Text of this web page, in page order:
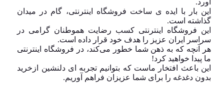
آورد.
این بار با ایده ی ساخت فروشگاه اینترنتی، گام در میدان
گذاشته است.
این فروشگاه اینترنتی کسب رضایت هموطنان گرامی در
سراسر ایران عزیز را هدف خود قرار داده است.
هر آنچه که به ذهن شما خطور می‌کند، در فروشگاه اینترنتی
ما پیدا خواهید کرد!
این باعث افتخار ماست که بتوانیم تجربه ای دلنشین ازخرید
بدون دغدغه را برای شما عزیزان فراهم آوریم.